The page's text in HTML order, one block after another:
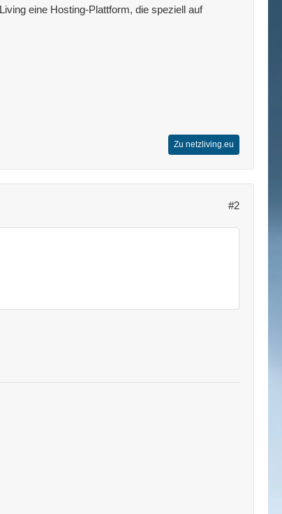
eine Hosting-Plattform, die speziell auf
Zu netzliving.eu
#2